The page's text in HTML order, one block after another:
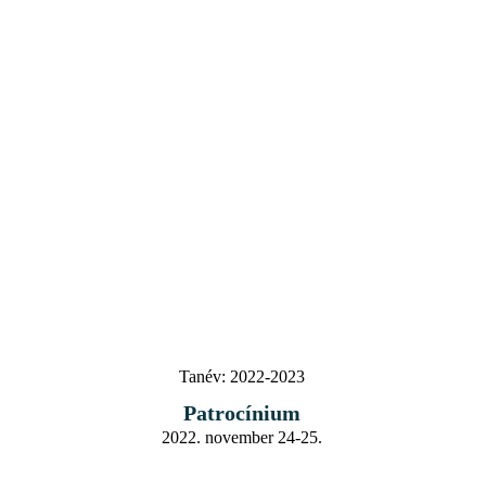
Tanév: 2022-2023
Patrocínium
2022. november 24-25.